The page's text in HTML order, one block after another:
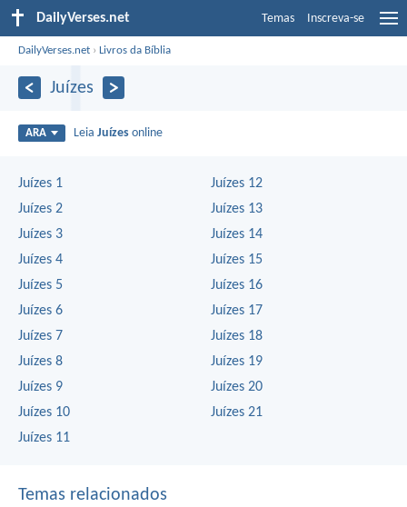
DailyVerses.net Temas Inscreva-se
DailyVerses.net ›Livros da Bíblia
Juízes
ARA LeiaJuízes online
Juízes 1
Juízes 2
Juízes 3
Juízes 4
Juízes 5
Juízes 6
Juízes 7
Juízes 8
Juízes 9
Juízes 10
Juízes 11
Juízes 12
Juízes 13
Juízes 14
Juízes 15
Juízes 16
Juízes 17
Juízes 18
Juízes 19
Juízes 20
Juízes 21
Temas relacionados